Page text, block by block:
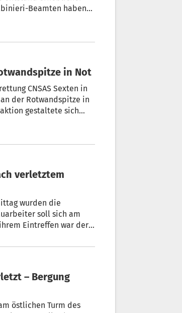
in Not
CNSAS Sexten in
der Rotwandspitze in
gestaltete sich
wurden die
soll sich am
Eintreffen war der
Turm des